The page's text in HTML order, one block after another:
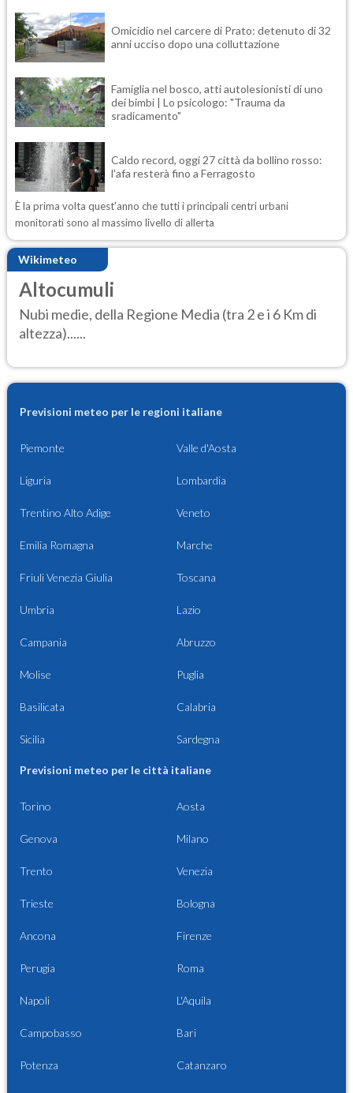
Omicidio nel carcere di Prato: detenuto di 32
anni ucciso dopo una colluttazione
Famiglia nel bosco, atti autolesionisti di uno
dei bimbi | Lo psicologo: "Trauma da
sradicamento"
Caldo record, oggi 27 città da bollino rosso:
l'afa resterà fino a Ferragosto
È la prima volta quest'anno che tutti i principali centri urbani
monitorati sono al massimo livello di allerta
Wikimeteo
Altocumuli
Nubi medie, della Regione Media (tra 2 e i 6 Km di
altezza)......
Previsioni meteo per le regioni italiane
Piemonte Valle d'Aosta
Liguria Lombardia
Trentino Alto Adige Veneto
Emilia Romagna Marche
Friuli Venezia Giulia Toscana
Umbria Lazio
Campania Abruzzo
Molise Puglia
Basilicata Calabria
Sicilia Sardegna
Previsioni meteo per le città italiane
Torino Aosta
Genova Milano
Trento Venezia
Trieste Bologna
Ancona Firenze
Perugia Roma
Napoli L'Aquila
Campobasso Bari
Potenza Catanzaro